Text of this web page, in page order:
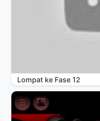
Lompat ke Fase 12